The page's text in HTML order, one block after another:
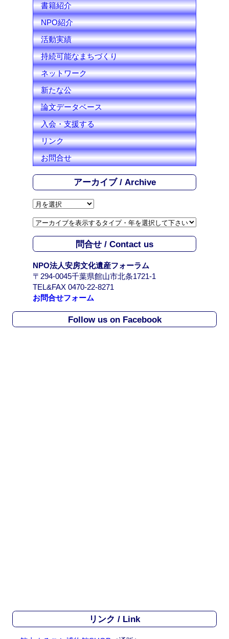
書籍紹介
NPO紹介
活動実績
持続可能なまちづくり
ネットワーク
新たな公
論文データベース
入会・支援する
リンク
お問合せ
アーカイブ / Archive
ア
カ
イ
ブ
A
r
c
h
i
問合せ / Contact us
NPO法人安房文化遺産フォーラム
〒294-0045千葉県館山市北条1721-1
TEL&FAX 0470-22-8271
お問合せフォーム
Follow us on Facebook
リンク / Link